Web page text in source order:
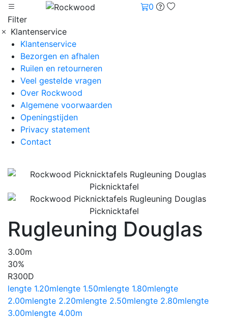
0
Filter
Klantenservice
Klantenservice
Bezorgen en afhalen
Ruilen en retourneren
Veel gestelde vragen
Over Rockwood
Algemene voorwaarden
Openingstijden
Privacy statement
Contact
Rugleuning Douglas
3.00m
30%
R300D
lengte 1.20mlengte 1.50mlengte 1.80mlengte
2.00mlengte 2.20mlengte 2.50mlengte 2.80mlengte
3.00mlengte 4.00m